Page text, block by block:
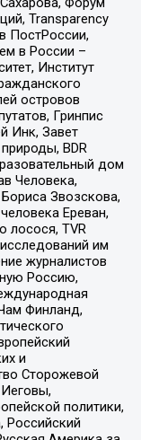
Transparеncy
ПостРоссии,
в России –
Институт
островов
Гринпис
Инк, Завет
BDR
дом
Человека,
Звозскова,
Ереван,
лосося, TVR
им
журналистов
Россию,
Финланд,
и
Сторожевой
политики,
Российский